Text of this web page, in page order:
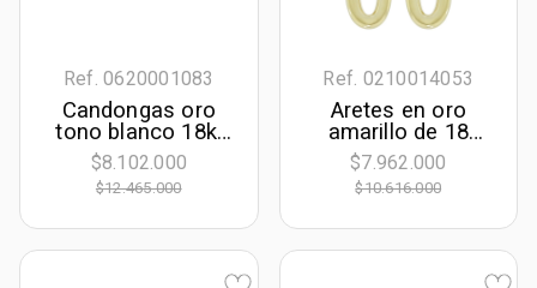
Ref. 0620001083
Candongas oro
tono blanco 18k,
rodinado, liso
$8.102.000
$12.465.000
Ref. 0210014053
Aretes en oro
amarillo de 18
Kilates, Figuras
geométricas
$7.962.000
$10.616.000